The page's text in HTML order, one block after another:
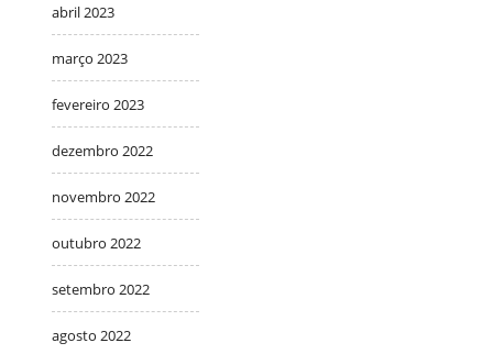
abril 2023
março 2023
fevereiro 2023
dezembro 2022
novembro 2022
outubro 2022
setembro 2022
agosto 2022